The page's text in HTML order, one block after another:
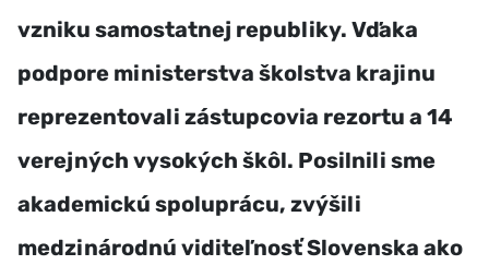
vzniku samostatnej republiky. Vďaka
podpore ministerstva školstva krajinu
reprezentovali zástupcovia rezortu a 14
verejných vysokých škôl. Posilnili sme
akademickú spoluprácu, zvýšili
medzinárodnú viditeľnosť Slovenska ako